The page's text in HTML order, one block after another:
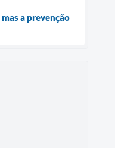
a prevenção